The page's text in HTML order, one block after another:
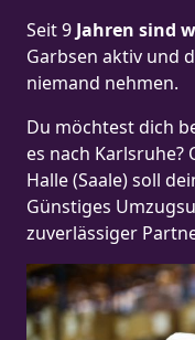
Seit 9 Jahren sind
Garbsen aktiv und
niemand nehmen.
Du möchtest dich
es nach Karlsruhe?
Halle (Saale) soll
Günstiges
zuverlässiger